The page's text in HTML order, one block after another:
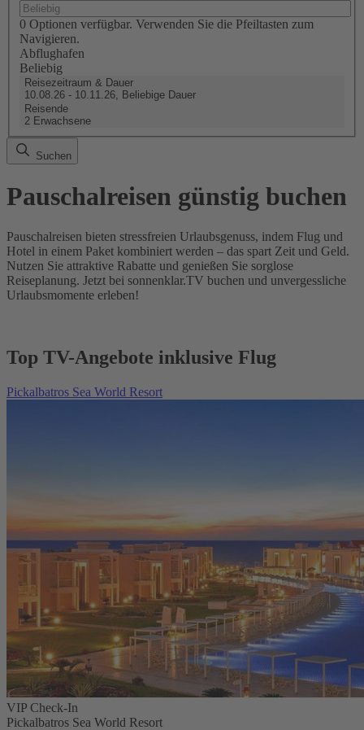
0 Optionen verfügbar. Verwenden Sie die Pfeiltasten zum
Navigieren.
Abflughafen
Beliebig
Reisezeitraum & Dauer
10.08.26 - 10.11.26, Beliebige Dauer
Reisende
2 Erwachsene
Suchen
Pauschalreisen günstig buchen
Pauschalreisen bieten stressfreien Urlaubsgenuss, indem Flug und
Hotel in einem Paket kombiniert werden – das spart Zeit und Geld.
Nutzen Sie attraktive Rabatte und genießen Sie sorglose
Reiseplanung. Jetzt bei sonnenklar.TV buchen und unvergessliche
Urlaubsmomente erleben!
Top TV-Angebote inklusive Flug
Pickalbatros Sea World Resort
VIP Check-In
Pickalbatros Sea World Resort